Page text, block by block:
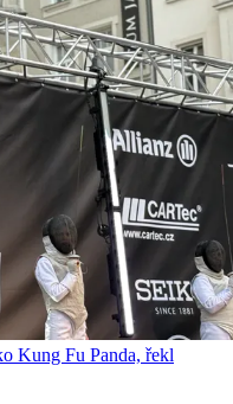
Kung Fu Panda, řekl